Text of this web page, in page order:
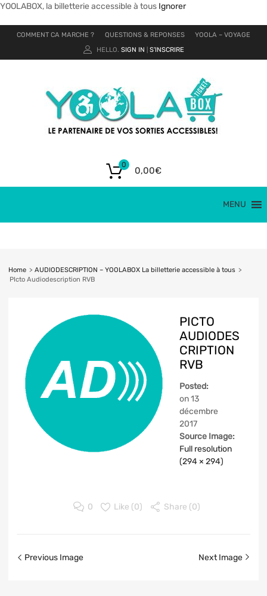
YOOLABOX, la billetterie accessible à tous Ignorer
COMMENT CA MARCHE ? QUESTIONS & REPONSES
YOOLA – VOYAGE
HELLO. SIGN IN S'INSCRIRE
0,00€
0
MENU
Home > AUDIODESCRIPTION – YOOLABOX La billetterie accessible à tous >
PIcto Audiodescription RVB
PICTO
AUDIODES
CRIPTION
RVB
Posted:
on13
décembre
2017
Source Image:
Full resolution
(294 × 294)
0 Like (0) Share (0)
Previous Image Next Image